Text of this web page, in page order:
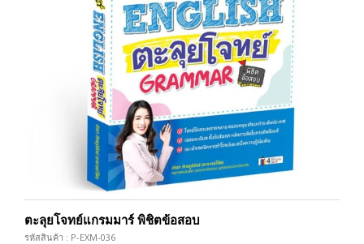
ตะลุยโจทย์แกรมมาร์ พิชิตข้อสอบ
รหัสสินค้า : P-EXM-036